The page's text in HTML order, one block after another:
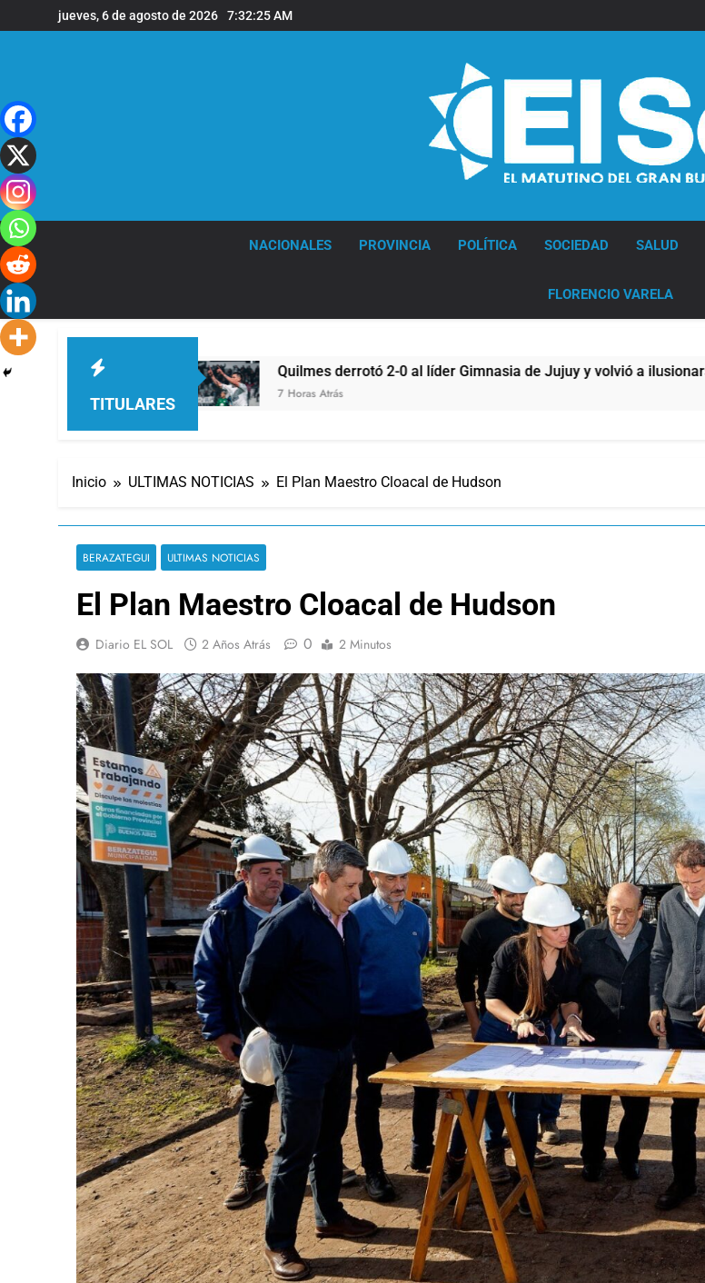
al
jueves, 6 de agosto de 2026 7:32:26 AM
NACIONALES PROVINCIA POLÍTICA SOCIEDAD SALUD
FLORENCIO VARELA
TITULARES
Quilmes derrotó 2-0 al líder Gimnasia de Jujuy y volvió a ilusionarse con el Reducido
7 Horas Atrás
Inicio ULTIMAS NOTICIAS El Plan Maestro Cloacal de Hudson
BERAZATEGUI ULTIMAS NOTICIAS
El Plan Maestro Cloacal de Hudson
Diario EL SOL 2 Años Atrás 0 2 Minutos